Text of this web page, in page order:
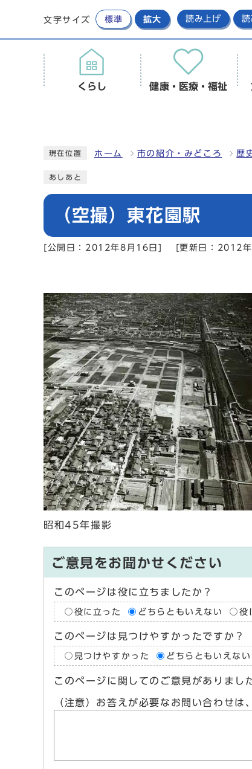
文字サイズ 標準 拡大 読み上げ 読
くらし 健康・医療・福祉
現在位置 ホーム 市の紹介・みどころ 歴
あしあと
（空撮）東花園駅
[公開日：2012年8月16日] [更新日：2012
昭和45年撮影
ご意見をお聞かせください
このページは役に立ちましたか？
役に立った どちらともいえない 役
このページは見つけやすかったですか？
見つけやすかった どちらともいえない
このページに関してのご意見がありまし
（注意）お答えが必要なお問い合わせ